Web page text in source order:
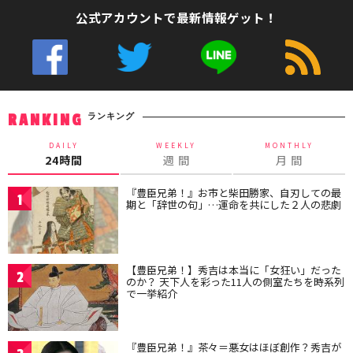
公式アカウントで最新情報ゲット！
RANKING ランキング
DAILY
24時間
WEEKLY
週 間
MONTHLY
月 間
1 『豊臣兄弟！』お市と柴田勝家、自刃しての最
期と「辞世の句」…運命を共にした２人の悲劇
2 【豊臣兄弟！】秀吉は本当に「女狂い」だった
のか？ 天下人を彩った11人の側室たちを時系列
で一挙紹介
『豊臣兄弟！』茶々＝悪女はほぼ創作？秀吉が